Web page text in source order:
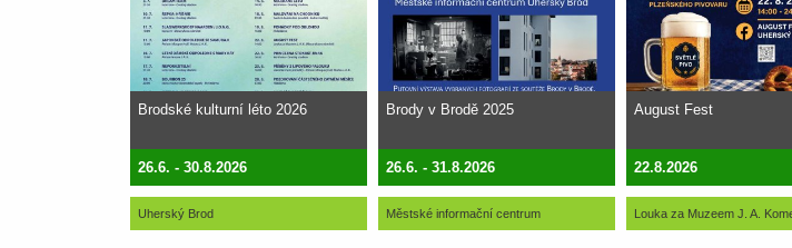
Brodské kulturní léto 2026
26.6. - 30.8.2026
Uherský Brod
Brody v Brodě 2025
26.6. - 31.8.2026
Městské informační centrum
August Fest
22.8.2026
Louka za Muzeem J. A.